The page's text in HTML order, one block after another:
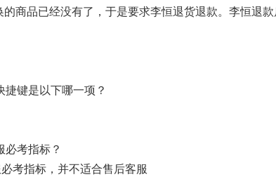
商品已经没有了，于是要求李恒退货退款。李恒退
键是以下哪一项？
考指标？
考指标，并不适合售后客服